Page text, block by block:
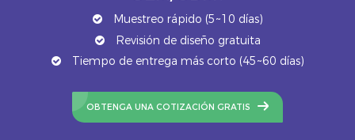
Muestreo rápido (5~10 días)
Revisión de diseño gratuita
Tiempo de entrega más corto (45~60 días)
OBTENGA UNA COTIZACIÓN GRATIS